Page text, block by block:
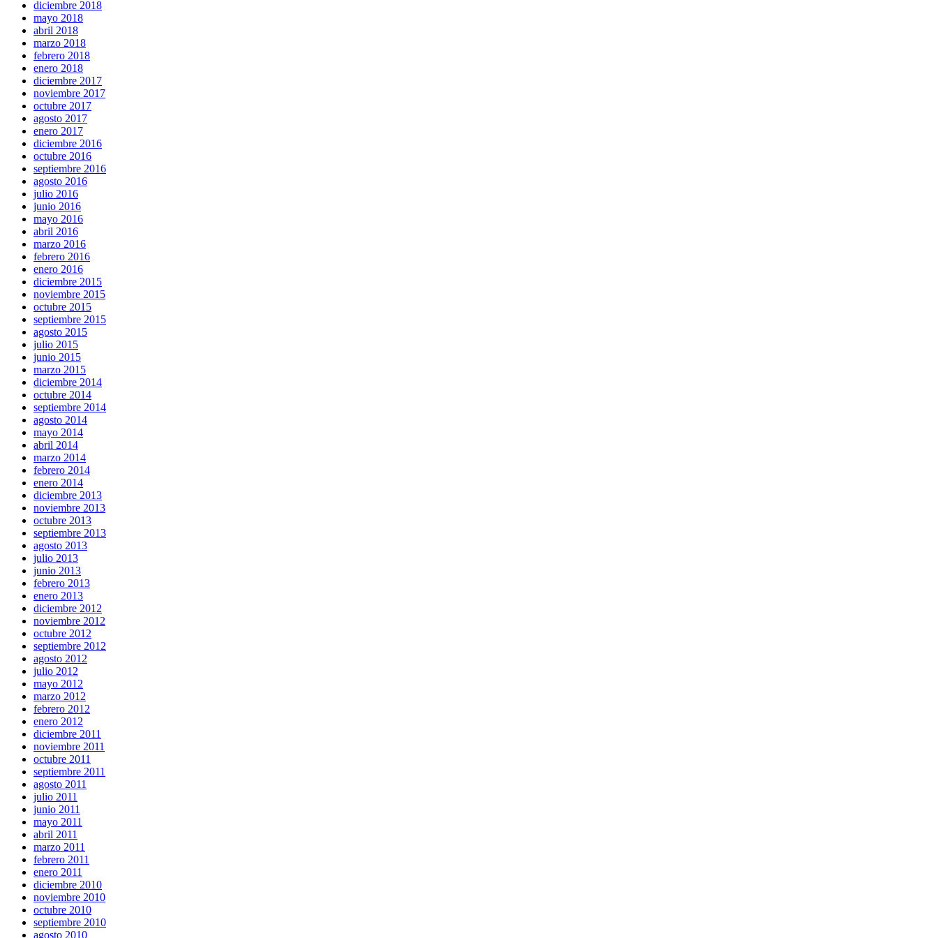
diciembre 2018
mayo 2018
abril 2018
marzo 2018
febrero 2018
enero 2018
diciembre 2017
noviembre 2017
octubre 2017
agosto 2017
enero 2017
diciembre 2016
octubre 2016
septiembre 2016
agosto 2016
julio 2016
junio 2016
mayo 2016
abril 2016
marzo 2016
febrero 2016
enero 2016
diciembre 2015
noviembre 2015
octubre 2015
septiembre 2015
agosto 2015
julio 2015
junio 2015
marzo 2015
diciembre 2014
octubre 2014
septiembre 2014
agosto 2014
mayo 2014
abril 2014
marzo 2014
febrero 2014
enero 2014
diciembre 2013
noviembre 2013
octubre 2013
septiembre 2013
agosto 2013
julio 2013
junio 2013
febrero 2013
enero 2013
diciembre 2012
noviembre 2012
octubre 2012
septiembre 2012
agosto 2012
julio 2012
mayo 2012
marzo 2012
febrero 2012
enero 2012
diciembre 2011
noviembre 2011
octubre 2011
septiembre 2011
agosto 2011
julio 2011
junio 2011
mayo 2011
abril 2011
marzo 2011
febrero 2011
enero 2011
diciembre 2010
noviembre 2010
octubre 2010
septiembre 2010
agosto 2010